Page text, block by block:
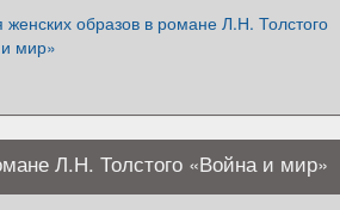
женских образов в романе Л.Н. Толстого
мир»
Л.Н. Толстого «Война и мир»